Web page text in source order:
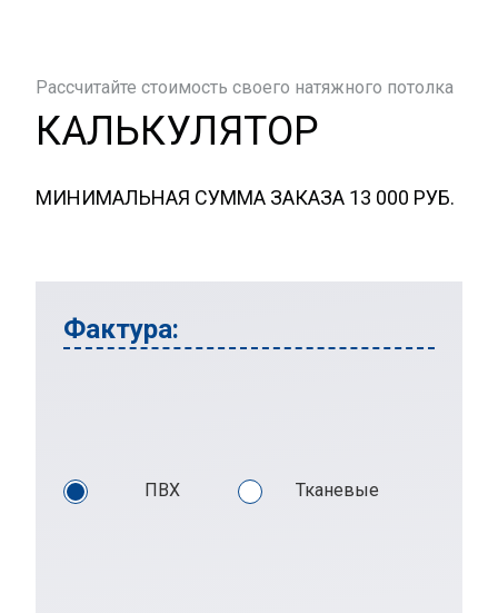
Рассчитайте стоимость своего натяжного потолка
КАЛЬКУЛЯТОР
МИНИМАЛЬНАЯ СУММА ЗАКАЗА 13 000 РУБ.
Фактура:
ПВХ Тканевые